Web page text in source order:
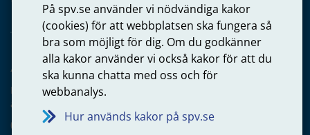
På spv.se använder vi nödvändiga kakor
(cookies) för att webbplatsen ska fungera så
bra som möjligt för dig. Om du godkänner
alla kakor använder vi också kakor för att du
ska kunna chatta med oss och för
webbanalys.
Hur används kakor på spv.se
Arbetsgivare
Frågor om administration av tjänstepension från statlig
anställning
060-18 75 03